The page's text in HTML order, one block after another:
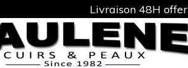
Livraison 48H